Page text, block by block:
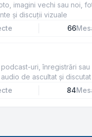
imagini vechi sau noi,
și discuții vizuale
66
uri, înregistrări sau
audio de ascultat și discutat
84